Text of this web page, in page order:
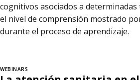
cognitivos asociados a
el nivel de comprensión mostrado
durante el proceso de aprendizaje.
WEBINARS